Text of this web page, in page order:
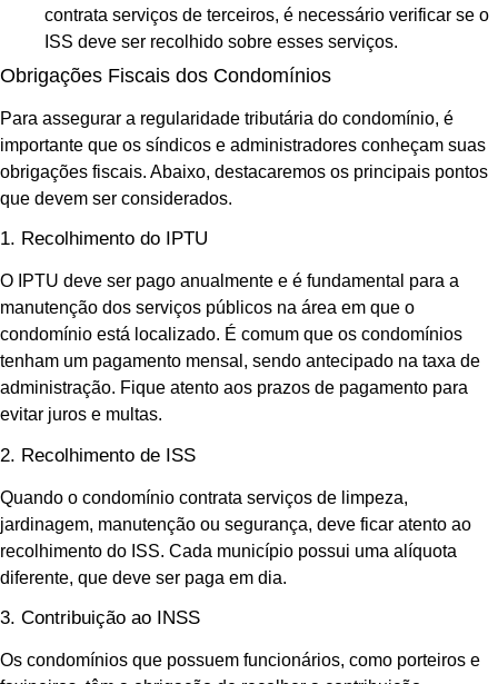
contrata serviços de terceiros, é necessário verificar se o
ISS deve ser recolhido sobre esses serviços.
Obrigações Fiscais dos Condomínios
Para assegurar a regularidade tributária do condomínio, é
importante que os síndicos e administradores conheçam suas
obrigações fiscais. Abaixo, destacaremos os principais pontos
que devem ser considerados.
1. Recolhimento do IPTU
O IPTU deve ser pago anualmente e é fundamental para a
manutenção dos serviços públicos na área em que o
condomínio está localizado. É comum que os condomínios
tenham um pagamento mensal, sendo antecipado na taxa de
administração. Fique atento aos prazos de pagamento para
evitar juros e multas.
2. Recolhimento de ISS
Quando o condomínio contrata serviços de limpeza,
jardinagem, manutenção ou segurança, deve ficar atento ao
recolhimento do ISS. Cada município possui uma alíquota
diferente, que deve ser paga em dia.
3. Contribuição ao INSS
Os condomínios que possuem funcionários, como porteiros e